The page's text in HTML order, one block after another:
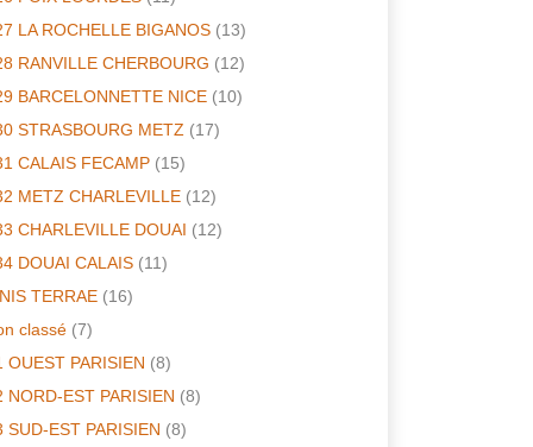
LA ROCHELLE BIGANOS (13)
RANVILLE CHERBOURG (12)
BARCELONNETTE NICE (10)
STRASBOURG METZ (17)
CALAIS FECAMP (15)
METZ CHARLEVILLE (12)
CHARLEVILLE DOUAI (12)
DOUAI CALAIS (11)
TERRAE (16)
classé (7)
OUEST PARISIEN (8)
NORD-EST PARISIEN (8)
SUD-EST PARISIEN (8)